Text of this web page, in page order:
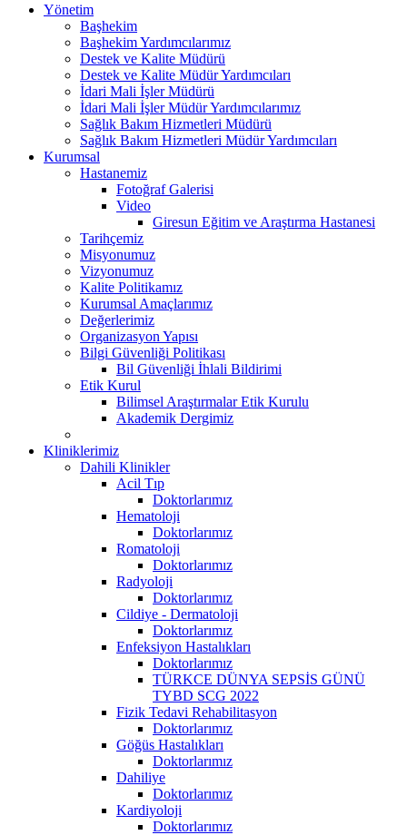
Yönetim
Başhekim
Başhekim Yardımcılarımız
Destek ve Kalite Müdürü
Destek ve Kalite Müdür Yardımcıları
İdari Mali İşler Müdürü
İdari Mali İşler Müdür Yardımcılarımız
Sağlık Bakım Hizmetleri Müdürü
Sağlık Bakım Hizmetleri Müdür Yardımcıları
Kurumsal
Hastanemiz
Fotoğraf Galerisi
Video
Giresun Eğitim ve Araştırma Hastanesi
Tarihçemiz
Misyonumuz
Vizyonumuz
Kalite Politikamız
Kurumsal Amaçlarımız
Değerlerimiz
Organizasyon Yapısı
Bilgi Güvenliği Politikası
Bil Güvenliği İhlali Bildirimi
Etik Kurul
Bilimsel Araştırmalar Etik Kurulu
Akademik Dergimiz
Kliniklerimiz
Dahili Klinikler
Acil Tıp
Doktorlarımız
Hematoloji
Doktorlarımız
Romatoloji
Doktorlarımız
Radyoloji
Doktorlarımız
Cildiye - Dermatoloji
Doktorlarımız
Enfeksiyon Hastalıkları
Doktorlarımız
TÜRKCE DÜNYA SEPSİS GÜNÜ
TYBD SCG 2022
Fizik Tedavi Rehabilitasyon
Doktorlarımız
Göğüs Hastalıkları
Doktorlarımız
Dahiliye
Doktorlarımız
Kardiyoloji
Doktorlarımız